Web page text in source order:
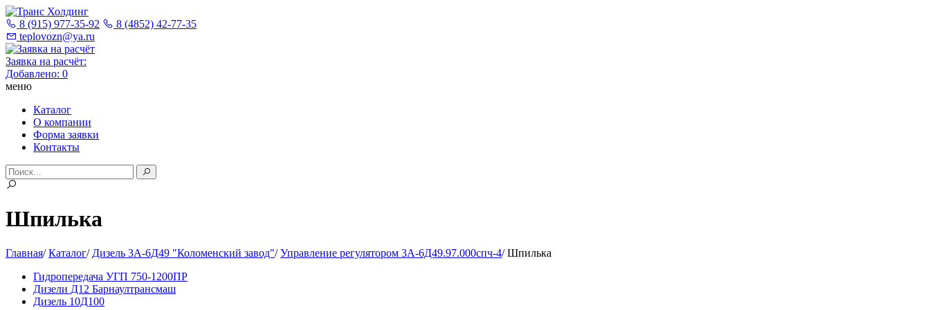
8 (915) 977-35-92
8 (4852) 42-77-35
teplovozn@ya.ru
Заявка на расчёт:
Добавлено: 0
меню
Каталог
О компании
Форма заявки
Контакты
Шпилька
Главная/ Каталог/ Дизель 3А-6Д49 "Коломенский завод"/ Управление регулятором 3А-6Д49.97.000спч-4/ Шпилька
Гидропередача УГП 750-1200ПР
Дизели Д12 Барнаултрансмаш
Дизель 10Д100